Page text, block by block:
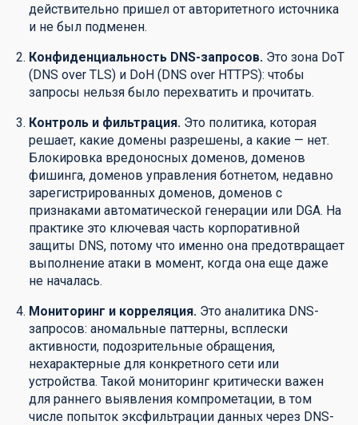
действительно пришел от авторитетного источника
и не был подменен.
Конфиденциальность DNS-запросов. Это зона DoT
(DNS over TLS) и DoH (DNS over HTTPS): чтобы
запросы нельзя было перехватить и прочитать.
Контроль и фильтрация. Это политика, которая
решает, какие домены разрешены, а какие — нет.
Блокировка вредоносных доменов, доменов
фишинга, доменов управления ботнетом, недавно
зарегистрированных доменов, доменов с
признаками автоматической генерации или DGA. На
практике это ключевая часть корпоративной
защиты DNS, потому что именно она предотвращает
выполнение атаки в момент, когда она еще даже
не началась.
Мониторинг и корреляция. Это аналитика DNS-
запросов: аномальные паттерны, всплески
активности, подозрительные обращения,
нехарактерные для конкретного сети или
устройства. Такой мониторинг критически важен
для раннего выявления компрометации, в том
числе попыток эксфильтрации данных через DNS-